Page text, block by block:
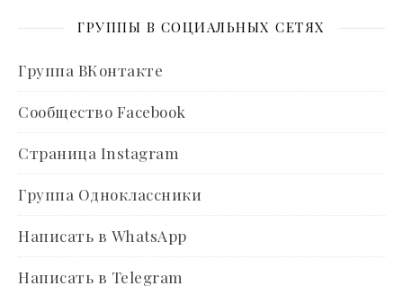
ГРУППЫ В СОЦИАЛЬНЫХ СЕТЯХ
Группа ВКонтакте
Сообщество Facebook
Страница Instagram
Группа Одноклассники
Написать в WhatsApp
Написать в Telegram